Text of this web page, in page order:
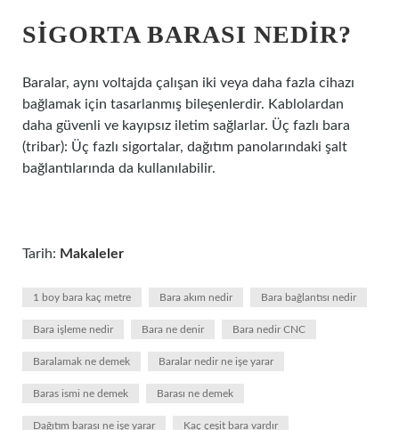
SIGORTA BARASI NEDIR?
Baralar, aynı voltajda çalışan iki veya daha fazla cihazı
bağlamak için tasarlanmış bileşenlerdir. Kablolardan
daha güvenli ve kayıpsız iletim sağlarlar. Üç fazlı bara
(tribar): Üç fazlı sigortalar, dağıtım panolarındaki şalt
bağlantılarında da kullanılabilir.
Tarih: Makaleler
1 boy bara kaç metre Bara akım nedir Bara bağlantısı nedir
Bara işleme nedir Bara ne denir Bara nedir CNC
Baralamak ne demek Baralar nedir ne işe yarar
Baras ismi ne demek Barası ne demek
Dağıtım barası ne işe yarar Kaç çeşit bara vardır